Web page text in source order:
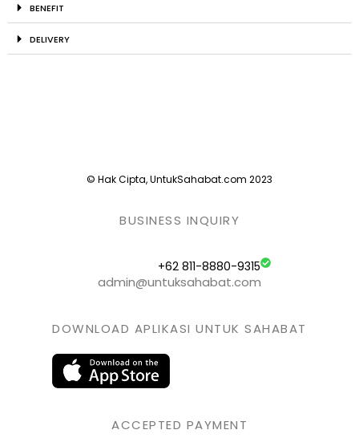
BENEFIT
DELIVERY
© Hak Cipta, UntukSahabat.com 2023
BUSINESS INQUIRY
+62 811-8880-9315
admin@untuksahabat.com
DOWNLOAD APLIKASI UNTUK SAHABAT
ACCEPTED PAYMENT